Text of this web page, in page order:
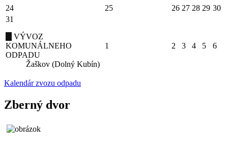
24 25 26 27 28 29 30
31
VÝVOZ
KOMUNÁLNEHO
ODPADU
Žaškov (Dolný Kubín)
1 2 3 4 5 6
Kalendár zvozu odpadu
Zberný dvor